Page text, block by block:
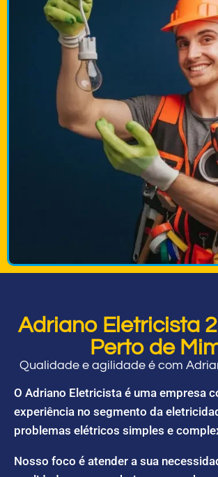
Adriano Eletricista
Perto de
Qualidade e agilidade é com
O Adriano Eletricista é uma empresa
experiência no segmento da
problemas elétricos simples e
Nosso foco é atender a sua